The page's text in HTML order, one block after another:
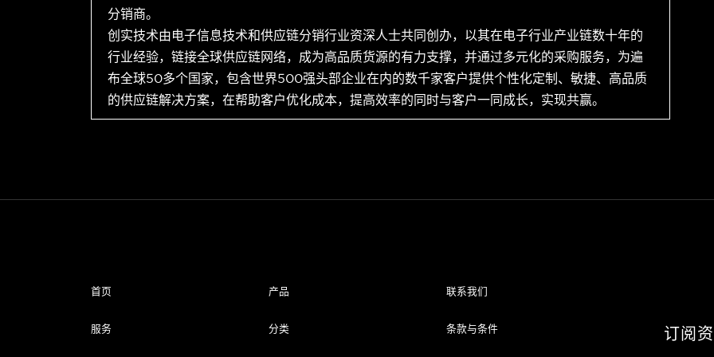
分销商。
创实技术由电子信息技术和供应链分销行业资深人士共同创办，以其在电子行业产业链数十年的
行业经验，链接全球供应链网络，成为高品质货源的有力支撑，并通过多元化的采购服务，为遍
布全球50多个国家，包含世界500强头部企业在内的数千家客户提供个性化定制、敏捷、高品质
的供应链解决方案，在帮助客户优化成本，提高效率的同时与客户一同成长，实现共赢。
首页
服务
产品
分类
联系我们
条款与条件 订阅